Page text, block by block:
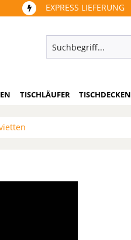
EXPRESS LIEFERUNG
TISCHLÄUFER TISCHDECKEN